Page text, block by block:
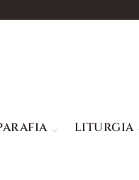
LITURGIA